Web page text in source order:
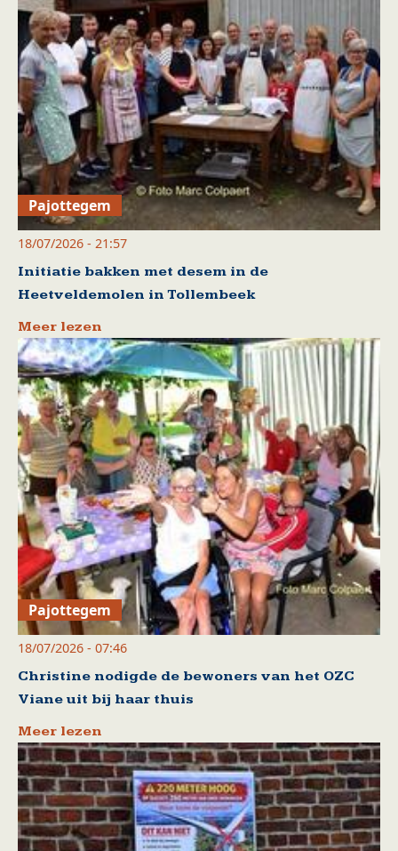
Pajottegem
18/07/2026 - 21:57
Initiatie bakken met desem in de
Heetveldemolen in Tollembeek
Meer lezen
Pajottegem
18/07/2026 - 07:46
Christine nodigde de bewoners van het OZC
Viane uit bij haar thuis
Meer lezen